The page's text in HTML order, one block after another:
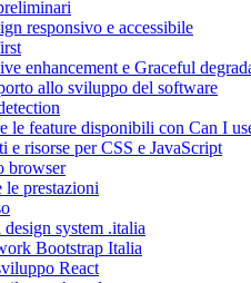
responsivo e accessibile
enhancement e Graceful
allo sviluppo del software
le feature disponibili con Can I
e risorse per CSS e JavaScript
browser
prestazioni
system .italia
Bootstrap Italia
React